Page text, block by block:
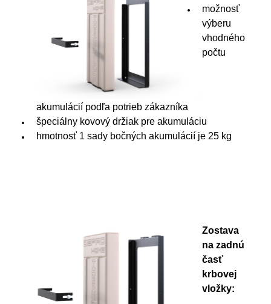
možnosť
výberu
vhodného
počtu
akumulácií podľa potrieb zákazníka
špeciálny kovový držiak pre akumuláciu
hmotnosť 1 sady bočných akumulácií je 25 kg
Zostava
na zadnú
časť
krbovej
vložky: